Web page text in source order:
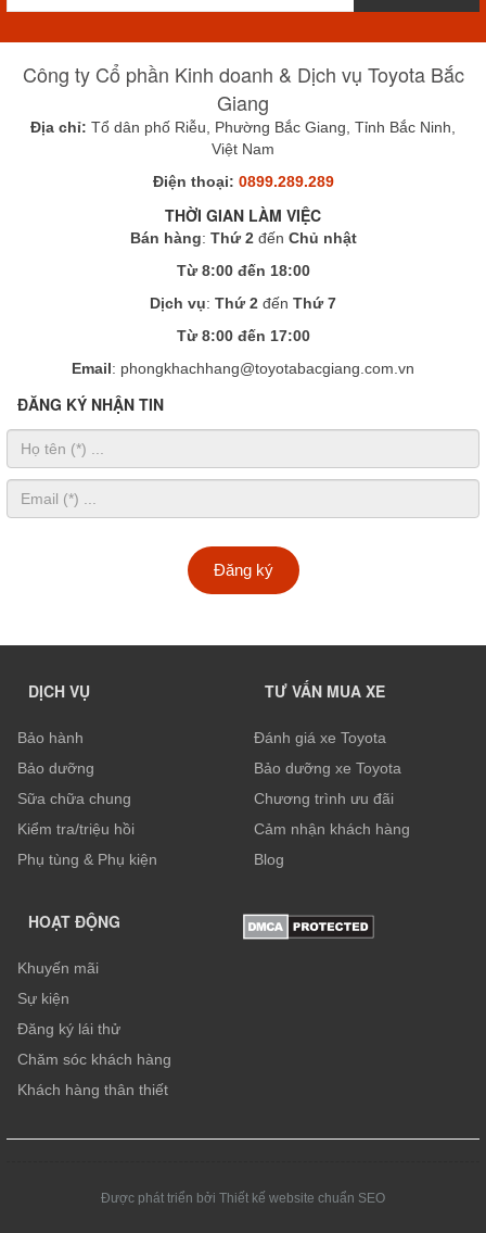
Công ty Cổ phần Kinh doanh & Dịch vụ Toyota Bắc
Giang
Địa chỉ: Tổ dân phố Riễu, Phường Bắc Giang, Tỉnh Bắc Ninh,
Việt Nam
Điện thoại: 0899.289.289
THỜI GIAN LÀM VIỆC
Bán hàng: Thứ 2đến Chủ nhật
Từ 8:00 đến 18:00
Dịch vụ: Thứ 2 đến Thứ 7
Từ 8:00 đến 17:00
Email: phongkhachhang@toyotabacgiang.com.vn
ĐĂNG KÝ NHẬN TIN
Đăng ký
DỊCH VỤ
Bảo hành
Bảo dưỡng
Sữa chữa chung
Kiểm tra/triệu hồi
Phụ tùng & Phụ kiện
TƯ VẤN MUA XE
Đánh giá xe Toyota
Bảo dưỡng xe Toyota
Chương trình ưu đãi
Cảm nhận khách hàng
Blog
HOẠT ĐỘNG
Khuyến mãi
Sự kiện
Đăng ký lái thử
Chăm sóc khách hàng
Khách hàng thân thiết
Được phát triển bởi Thiết kế website chuẩn SEO